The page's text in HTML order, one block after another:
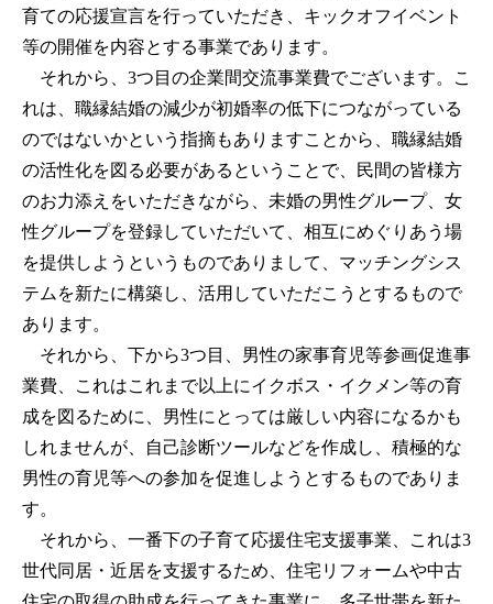
育ての応援宣言を行っていただき、キックオフイベント
等の開催を内容とする事業であります。
それから、3つ目の企業間交流事業費でございます。こ
れは、職縁結婚の減少が初婚率の低下につながっている
のではないかという指摘もありますことから、職縁結婚
の活性化を図る必要があるということで、民間の皆様方
のお力添えをいただきながら、未婚の男性グループ、女
性グループを登録していただいて、相互にめぐりあう場
を提供しようというものでありまして、マッチングシス
テムを新たに構築し、活用していただこうとするもので
あります。
それから、下から3つ目、男性の家事育児等参画促進事
業費、これはこれまで以上にイクボス・イクメン等の育
成を図るために、男性にとっては厳しい内容になるかも
しれませんが、自己診断ツールなどを作成し、積極的な
男性の育児等への参加を促進しようとするものでありま
す。
それから、一番下の子育て応援住宅支援事業、これは3
世代同居・近居を支援するため、住宅リフォームや中古